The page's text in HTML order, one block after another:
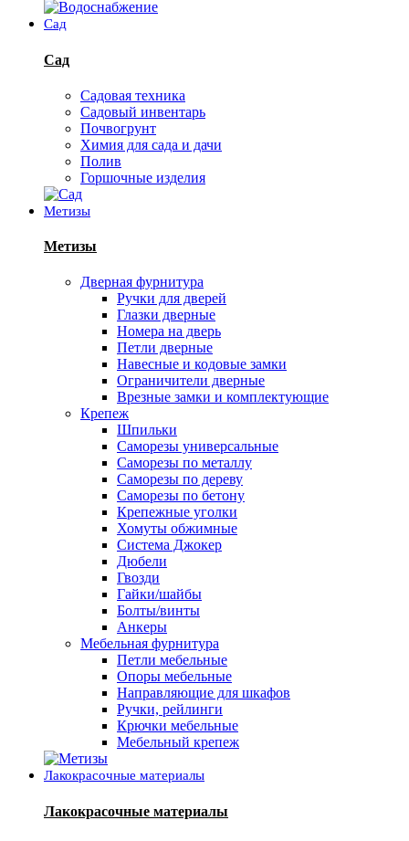
Сад
Сад
Садовая техника
Садовый инвентарь
Почвогрунт
Химия для сада и дачи
Полив
Горшочные изделия
Метизы
Метизы
Дверная фурнитура
Ручки для дверей
Глазки дверные
Номера на дверь
Петли дверные
Навесные и кодовые замки
Ограничители дверные
Врезные замки и комплектующие
Крепеж
Шпильки
Саморезы универсальные
Саморезы по металлу
Саморезы по дереву
Саморезы по бетону
Крепежные уголки
Хомуты обжимные
Система Джокер
Дюбели
Гвозди
Гайки/шайбы
Болты/винты
Анкеры
Мебельная фурнитура
Петли мебельные
Опоры мебельные
Направляющие для шкафов
Ручки, рейлинги
Крючки мебельные
Мебельный крепеж
Лакокрасочные материалы
Лакокрасочные материалы